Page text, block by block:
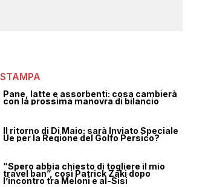
Pane, latte e assorbenti: cosa cambierà
con la prossima manovra di bilancio
Il ritorno di Di Maio: sarà Inviato Speciale
Ue per la Regione del Golfo Persico?
“Spero abbia chiesto di togliere il mio
travel ban”, così Patrick Zaki dopo
l’incontro tra Meloni e al-Sisi